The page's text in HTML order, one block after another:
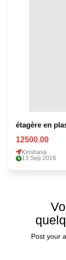
étagère en
12500.00
Kinshasa
13 Sep 2016
Post your